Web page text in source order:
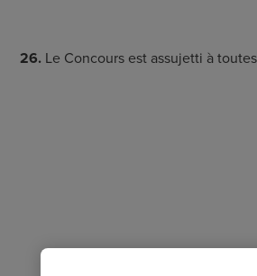
26. Le Concours est assujetti à